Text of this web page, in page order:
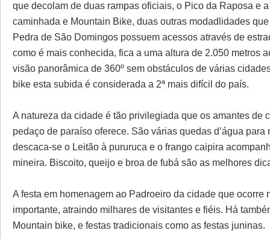
que decolam de duas rampas oficiais, o Pico da Raposa e
caminhada e Mountain Bike, duas outras modadlidades
Pedra de São Domingos possuem acessos através de
como é mais conhecida, fica a uma altura de 2.050 metros
visão panorâmica de 360º sem obstáculos de várias
bike esta subida é considerada a 2ª mais difícil do país.
A natureza da cidade é tão privilegiada que os amantes de
pedaço de paraíso oferece. São várias quedas d’água
descaca-se o Leitão à pururuca e o frango caipira
mineira. Biscoito, queijo e broa de fubá são as melhores
A festa em homenagem ao Padroeiro da cidade que
importante, atraindo milhares de visitantes e fiéis. Há
Mountain bike, e festas tradicionais como as festas juninas.